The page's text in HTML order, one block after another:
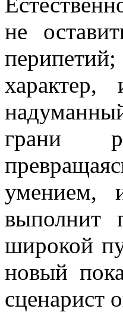
не
грани
умением,
выполнит
широкой
новый
сценарист